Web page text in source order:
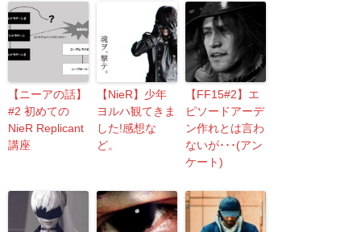
【ニーアの話】
#2 初めての
NieR Replicant
講座
【NieR】少年
ヨルハ観てきま
した!感想な
ど。
【FF15#2】エ
ピソードアーデ
ン作れとは言わ
ないが･･･(アン
ケート)